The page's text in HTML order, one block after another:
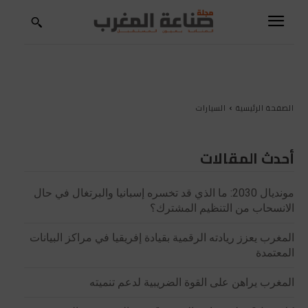
الصفحة الرئيسية السيارات
أحدث المقالات
مونديال 2030: ما الذي قد تخسره إسبانيا والبرتغال في حال
الانسحاب من التنظيم المشترك؟
المغرب يعزز ريادته الرقمية بقيادة إفريقيا في مراكز البيانات
المعتمدة
المغرب يراهن على القوة الضريبية لدعم تنميته